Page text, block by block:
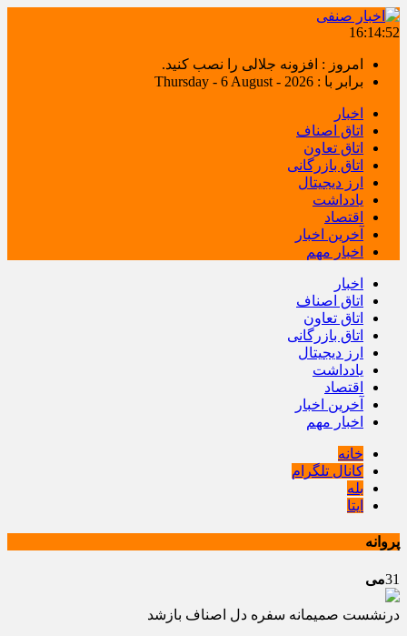
16:14:52
امروز : افزونه جلالی را نصب کنید.
برابر با : Thursday - 6 August - 2026
اخبار
اتاق اصناف
اتاق تعاون
اتاق بازرگانی
ارز دیجیتال
یادداشت
اقتصاد
آخرین اخبار
اخبار مهم
اخبار
اتاق اصناف
اتاق تعاون
اتاق بازرگانی
ارز دیجیتال
یادداشت
اقتصاد
آخرین اخبار
اخبار مهم
خانه
کانال تلگرام
بله
ایتا
پروانه
31می
درنشست صمیمانه سفره دل اصناف بازشد